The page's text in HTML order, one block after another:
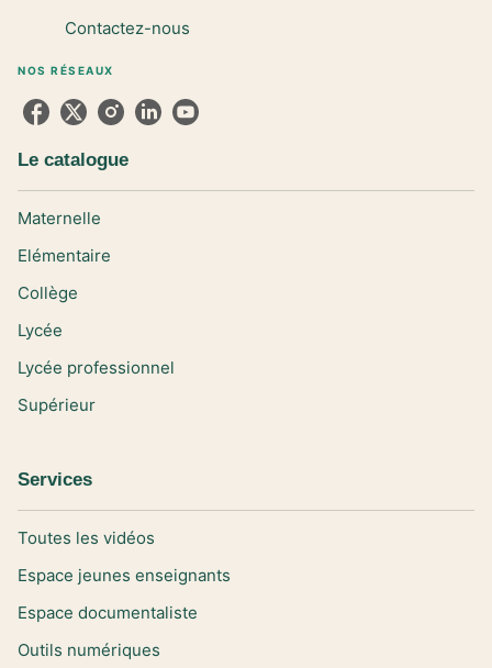
Contactez-nous
NOS RÉSEAUX
Le catalogue
Maternelle
Elémentaire
Collège
Lycée
Lycée professionnel
Supérieur
Services
Toutes les vidéos
Espace jeunes enseignants
Espace documentaliste
Outils numériques